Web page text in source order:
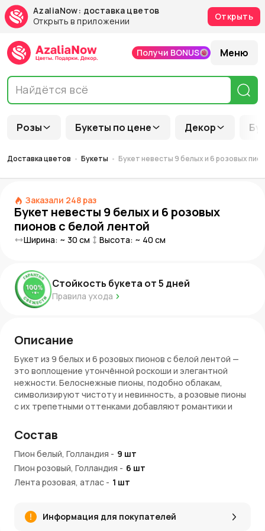
AzaliaNow: доставка цветов
Открыть в приложении
Открыть
Розы Букеты по цене Декор
Получи BONUS Меню
Доставка цветов Букеты Букет невесты 9 белых и 6 розовых
Заказали 248 раз
Букет невесты 9 белых и 6 розовых
пионов с белой лентой
Ширина: ~ 30 см Высота: ~ 40 см
Стойкость букета от5 дней
Правила ухода
Описание
Букет из 9 белых и 6 розовых пионов с белой лентой —
это воплощение утончённой роскоши и элегантной
нежности. Белоснежные пионы, подобно облакам,
символизируют чистоту и невинность, а розовые пионы
с их трепетными оттенками добавляют романтики и
цветочную симфонию, идеально подходящую для
торжественного момента. Каждое соцветие
раскрывается пышными бархатистыми лепестками,
наполняя букет изяществом и утончённой красотой.
Белая лента из атласа завершает композицию, придавая
ей аристократичную изысканность и утонченность.
Преимущества букета
Состав
Пион белый, Голландия - 9 шт
Пион розовый, Голландия - 6 шт
Лента розовая, атлас - 1 шт
Информация для покупателей